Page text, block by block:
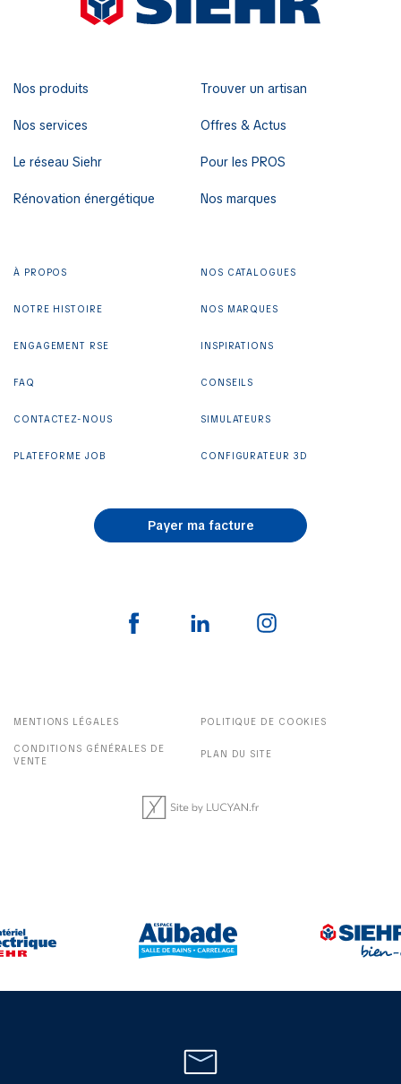
Nos produits
Nos services
Le réseau Siehr
Rénovation énergétique
Trouver un artisan
Offres & Actus
Pour les PROS
Nos marques
À PROPOS
NOTRE HISTOIRE
ENGAGEMENT RSE
FAQ
CONTACTEZ-NOUS
PLATEFORME JOB
NOS CATALOGUES
NOS MARQUES
INSPIRATIONS
CONSEILS
SIMULATEURS
CONFIGURATEUR 3D
Payer ma facture
MENTIONS LÉGALES POLITIQUE DE COOKIES
CONDITIONS GÉNÉRALES DE
VENTE
PLAN DU SITE